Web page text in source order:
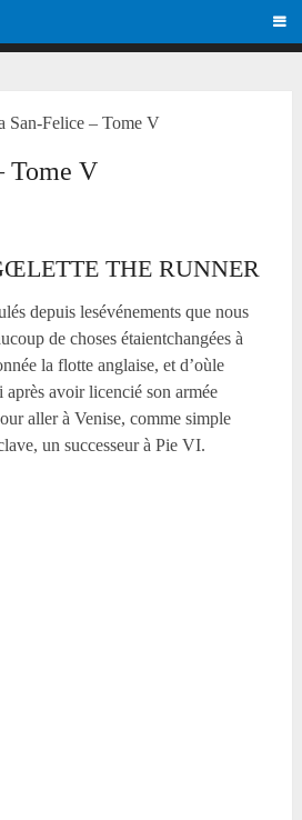
San-Felice – Tome V
Tome V
THE RUNNER
depuis lesévénements que nous
de choses étaientchangées à
la flotte anglaise, et d’oùle
avoir licencié son armée
aller à Venise, comme simple
un successeur à Pie VI.